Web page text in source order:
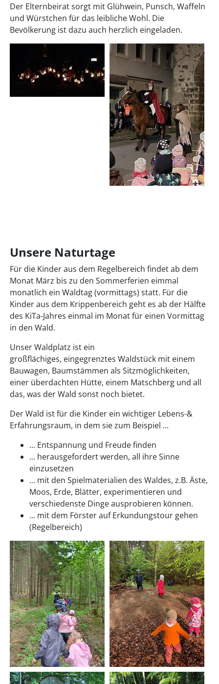
Der Elternbeirat sorgt mit Glühwein, Punsch, Waffeln
und Würstchen für das leibliche Wohl. Die
Bevölkerung ist dazu auch herzlich eingeladen.
Unsere Naturtage
Für die Kinder aus dem Regelbereich findet ab dem
Monat März bis zu den Sommerferien eimmal
monatlich ein Waldtag (vormittags) statt. Für die
Kinder aus dem Krippenbereich geht es ab der Hälfte
des KiTa-Jahres einmal im Monat für einen Vormittag
in den Wald.
Unser Waldplatz ist ein
großflächiges, eingegrenztes Waldstück mit einem
Bauwagen, Baumstämmen als Sitzmöglichkeiten,
einer überdachten Hütte, einem Matschberg und all
das, was der Wald sonst noch bietet.
Der Wald ist für die Kinder ein wichtiger Lebens-&
Erfahrungsraum, in dem sie zum Beispiel ...
... Entspannung und Freude finden
... herausgefordert werden, all ihre Sinne
einzusetzen
... mit den Spielmaterialien des Waldes, z.B. Äste,
Moos, Erde, Blätter, experimentieren und
verschiedenste Dinge ausprobieren können.
... mit dem Förster auf Erkundungstour gehen
(Regelbereich)